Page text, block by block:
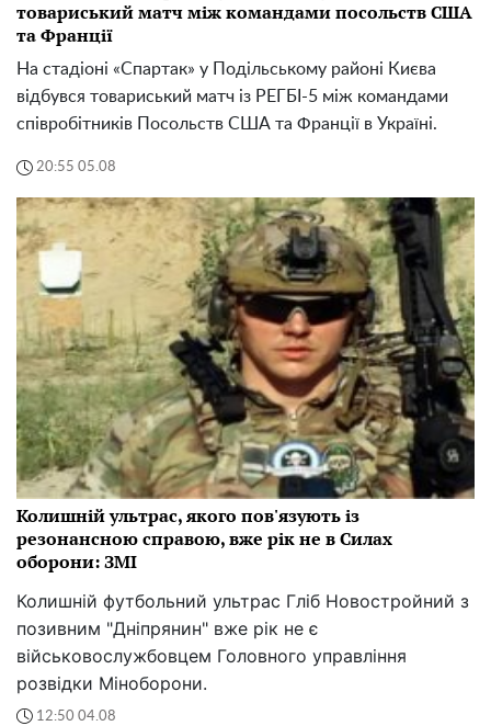
товариський матч між командами посольств США
та Франції
На стадіоні «Спартак» у Подільському районі Києва
відбувся товариський матч із РЕГБІ-5 між командами
співробітників Посольств США та Франції в Україні.
20:55 05.08
Колишній ультрас, якого пов'язують із
резонансною справою, вже рік не в Силах
оборони: ЗМІ
Колишній футбольний ультрас Гліб Новостройний з
позивним "Дніпрянин" вже рік не є
військовослужбовцем Головного управління
розвідки Міноборони.
12:50 04.08